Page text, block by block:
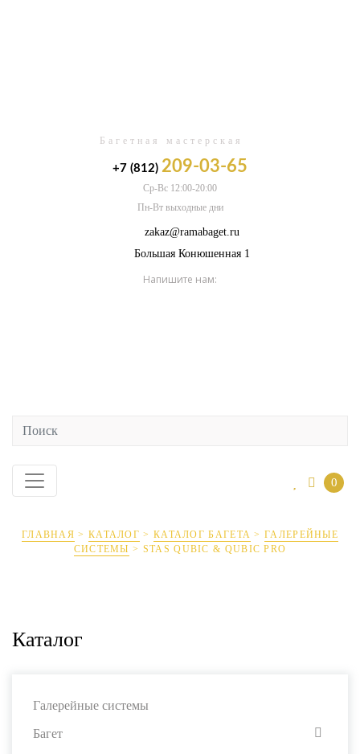
Багетная мастерская
+7 (812) 209-03-65
Ср-Вс 12:00-20:00
Пн-Вт выходные дни
zakaz@ramabaget.ru
Большая Конюшенная 1
Напишите нам:
0
ГЛАВНАЯ > КАТАЛОГ > КАТАЛОГ БАГЕТА >ГАЛЕРЕЙНЫЕ
СИСТЕМЫ > STAS QUBIC & QUBIC PRO
Каталог
Галерейные системы
Багет